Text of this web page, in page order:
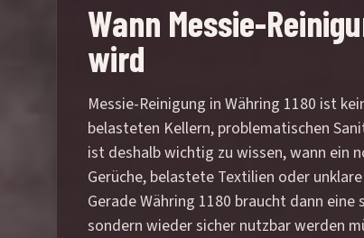
Wann Messie-
wird
Messie-Reinigung in Währing 1180 ist
belasteten Kellern, problematischen
ist deshalb wichtig zu wissen, wann ein
Gerüche, belastete Textilien oder
Gerade Währing 1180 braucht dann
sondern wieder sicher nutzbar werden